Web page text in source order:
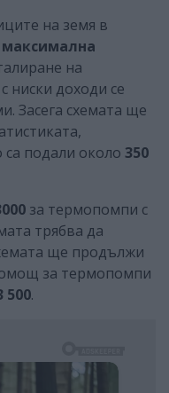
на земя в
максимална
на
ниски доходи се
Засега схемата ще
са подали около 350
за термопомпи с
трябва да
ще продължи
за термопомпи
500.